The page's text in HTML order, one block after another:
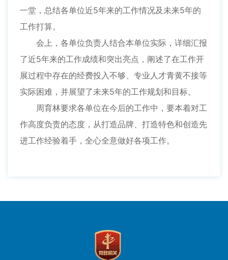
一堂，总结各单位近5年来的工作情况及未来5年的
工作打算。
会上，各单位负责人结合本单位实际，详细汇报
了近5年来的工作成绩和突出亮点，阐述了在工作开
展过程中存在的经费投入不够、专业人才青黄不接等
实际困难，并展望了未来5年的工作规划和目标。
周育林要求各单位在今后的工作中，要本着对工
作高度负责的态度，从打造品牌、打造特色和创造先
进工作经验着手，全心全意做好各项工作。